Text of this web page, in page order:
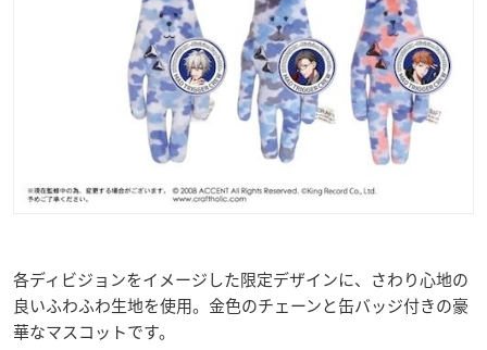
各ディビジョンをイメージした限定デザインに、さわり心地の
良いふわふわ生地を使用。金色のチェーンと缶バッジ付きの豪
華なマスコットです。